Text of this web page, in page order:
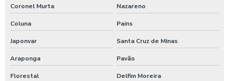
Coronel Murta Nazareno
Coluna Pains
Japonvar Santa Cruz de Minas
Araponga Pavão
Florestal Delfim Moreira